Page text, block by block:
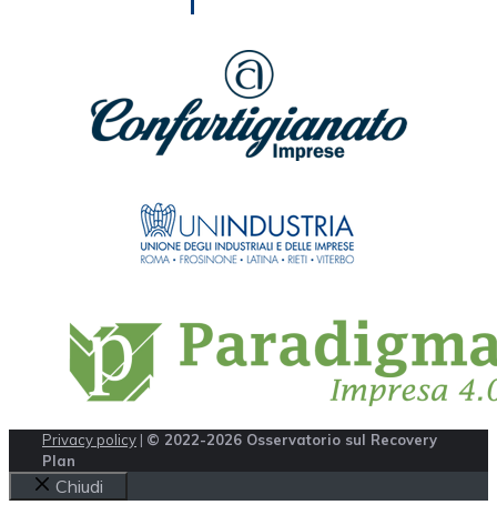
Privacy policy | © 2022-2026 Osservatorio sul Recovery
Plan
Chiudi